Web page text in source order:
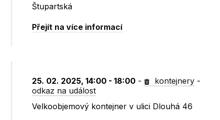
Štupartská
Přejít na více informací
25. 02. 2025, 14:00 - 18:00 - kontejnery -
odkaz na událost
Velkoobjemový kontejner v ulici Dlouhá 46